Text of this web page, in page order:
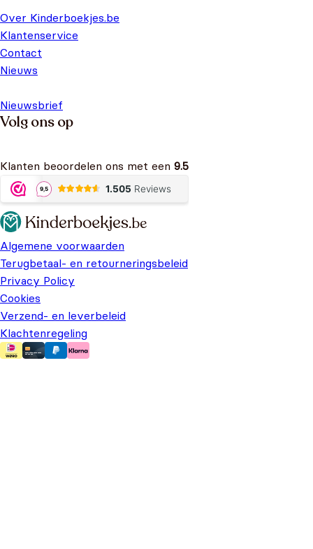
Over Kinderboekjes.be
Klantenservice
Contact
Nieuws
Nieuwsbrief
Volg ons op
Klanten beoordelen ons met een 9.5
Algemene voorwaarden
Terugbetaal- en retourneringsbeleid
Privacy Policy
Cookies
Verzend- en leverbeleid
Klachtenregeling